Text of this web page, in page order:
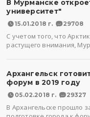
В Мурманске
университет"
15.01.2018 г. 29708
С учетом того, что
растущего внимания,
Архангельск
форум в 2019 году
05.02.2018 г. 29327
В Архангельске прошло